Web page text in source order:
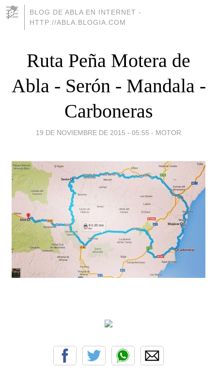
BLOG DE ABLA EN INTERNET -
HTTP://ABLA.BLOGIA.COM
Ruta Peña Motera de
Abla - Serón - Mandala -
Carboneras
19 DE NOVIEMBRE DE 2015 - 05:55 - MOTOR